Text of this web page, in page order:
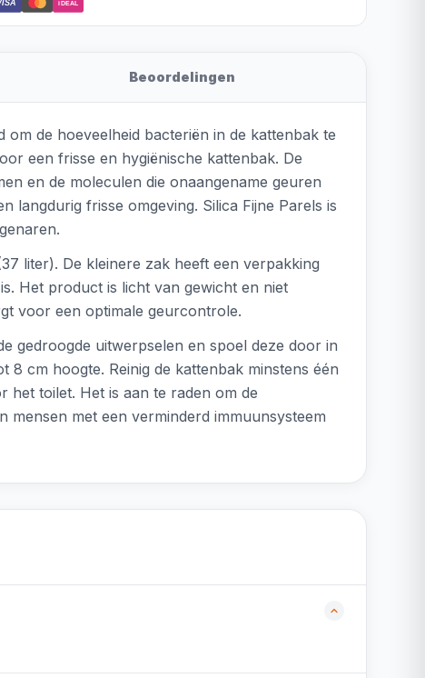
iDEAL
Beoordelingen
om de hoeveelheid bacteriën in de kattenbak te
een frisse en hygiënische kattenbak. De
en de moleculen die onaangename geuren
langdurig frisse omgeving. Silica Fijne Parels is
liter). De kleinere zak heeft een verpakking
Het product is licht van gewicht en niet
voor een optimale geurcontrole.
gedroogde uitwerpselen en spoel deze door in
cm hoogte. Reinig de kattenbak minstens één
het toilet. Het is aan te raden om de
met een verminderd immuunsysteem